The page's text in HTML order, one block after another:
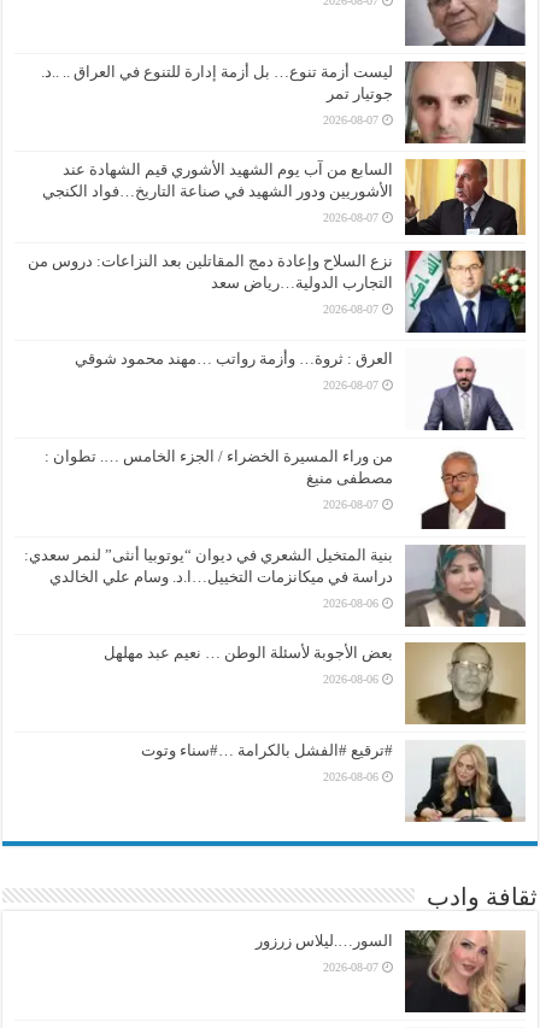
ليست أزمة تنوع… بل أزمة إدارة للتنوع في العراق .. ..د.
جوتيار تمر
2026-08-07
السابع من آب يوم الشهيد الأشوري قيم الشهادة عند
الأشوريين ودور الشهيد في صناعة التاريخ…فواد الكنجي
2026-08-07
نزع السلاح وإعادة دمج المقاتلين بعد النزاعات: دروس من
التجارب الدولية…رياض سعد
2026-08-07
العرق : ثروة… وأزمة رواتب …مهند محمود شوقي
2026-08-07
من وراء المسيرة الخضراء / الجزء الخامس …. تطوان :
مصطفى منيغ
2026-08-07
بنية المتخيل الشعري في ديوان “يوتوبيا أنثى” لنمر سعدي:
دراسة في ميكانزمات التخييل…ا.د. وسام علي الخالدي
2026-08-06
بعض الأجوبة لأسئلة الوطن … نعيم عبد مهلهل
2026-08-06
#ترقيع #الفشل بالكرامة …#سناء وتوت
2026-08-06
ثقافة وادب
السور….ليلاس زرزور
2026-08-07